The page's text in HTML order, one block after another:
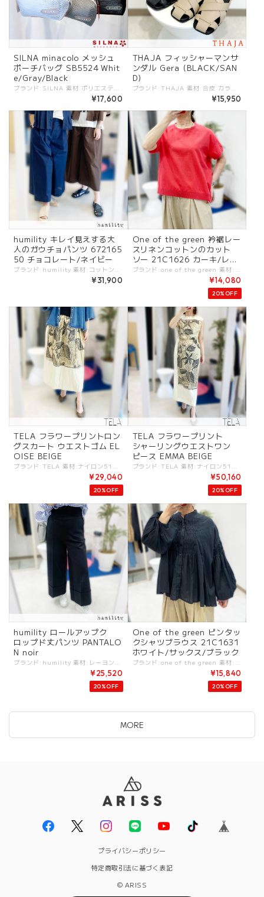
SILNA minacolo メッシュ
ポーチバッグ SB5524 Whit
e/Gray/Black
¥17,600
THAJA フィッシャーマンサ
ンダル Gera (BLACK/SAN
D)
¥15,950
humility キレイ見えする大
人のガウチョパンツ 672165
50 チョコレート/ネイビー
ブランド:humility 素材:コットン100%. カラー:チョコレート/ネイビー サイズ:[38].W:74cm/H:104cm/股上:32cm/股下:51.5cm/腿周:76cm/ - キレイ見えするクロップド丈パンツ。 いわゆるガウチョパンツのシルエットでスカート見えもするデザイン。 さらりとしたコットン100%で春夏通して心地よく着てもらえる一枚。 同素材のトップスとセットアップとしてもカッコよくおすすめです。 #humility #ヒューミリティ -humility- フランス発イタリア製のブランド. 洗練されたカッティングが生み出すシンプルで女性らしいスタイリング。 ハイクオリティな素材を中心に、モダンシックをコンセプトにしたブランド。 シンプルなフォルムでトレンドを表現するエイジレスファッションを展開?. -------------- ※商品カラーは撮影時の光や閲覧環境によって、実際の商品と若干異なる場合がございます。 ※平置き採寸となりますので、多少の誤差が生じる場合がございます。(ニットなど製品上、伸縮性があるものも伸ばさずに計測) ※タグ記載の注意事項、洗濯表示を必ずお読みください。 ☆その他気になる点はお気軽にご連絡ください☆ humility-67216550
¥31,900
One of the green 衿裾レー
スリネンコットンのカット
ソー 21C1626 カーキ/レッ
ド/ブラック
ブランド:one of the green 素材:リネン55%,コットン45%. カラー:カーキ/レッド/ブラック サイズ:[2].裄丈:42cm/着丈:64cm/身幅:57cm/ - リネン、コットンの清涼感ある素材と着心地のカットソー。 大人のTシャツとしてシンプルかつアクセントの効いたデザイン。 #oneofthegreen #ワンオブザグリーン ootg-21c1626 -one of the green- "the green"は健康・自然・自由の象徴。 健やかな暮らしのため、あらゆる動きや快適をスタイリングと融合するデザインがコンセプト。 気軽にカッコよく着られるスポーティーさを感じるウェアが揃う。 ※商品カラーは撮影時の光や閲覧環境によって、実際の商品と若干異なる場合がございます。 ※平置き採寸となりますので、多少の誤差が生じる場合がございます。 ※タグ記載の注意事項、洗濯表示を必ずお読みください。 ☆その他気になる点はお気軽にご連絡ください。
¥14,080
20%OFF
TELA フラワープリントロン
グスカート ウエストゴム EL
OISE BEIGE
¥29,040
20%OFF
TELA フラワープリント
シャーリングウエストワン
ピース EMMA BEIGE
¥50,160
20%OFF
humility ロールアップク
ロップド丈パンツ PANTALO
N noir
ブランド:humility 素材:レーヨン64%,ナイロン31%,ポリウレタン5%. カラー:ブラック サイズ:[XS].W:60-72cm/H:90cm/股上:30cm/股下:60cm/腿周:61cm/ [S].W:66-80cm/H:93cm/股上:30cm/股下:60cm/腿周:62cm/ [M].W:74-84cm/H:96cm/股上:30cm/股下:61cm/腿周:64cm/ - カットソー素材で柔らかく着用感が抜群のパンツ。 シンプルに綺麗なシルエットのデザイン。 オンオフ問わずに使いやすく、一本持っていると様々なシーンでも便利なパンツです。 ブランドの中でも大人気の定番アイテム。 #humility #ヒューミリティ -humility- フランス発イタリア製のブランド. 洗練されたカッティングが生み出すシンプルで女性らしいスタイリング。 ハイクオリティな素材を中心に、モダンシックをコンセプトにしたブランド。 シンプルなフォルムでトレンドを表現するエイジレスファッションを展開?. -------------- ※商品カラーは撮影時の光や閲覧環境によって、実際の商品と若干異なる場合がございます。 ※平置き採寸となりますので、多少の誤差が生じる場合がございます。(ニットなど製品上、伸縮性があるものも伸ばさずに計測) ※タグ記載の注意事項、洗濯表示を必ずお読みください。 ☆その他気になる点はお気軽にご連絡ください☆ humility-67216670-50noir
¥25,520
20%OFF
One of the green ピンタッ
クシャツブラウス 21C1631
ホワイト/サックス/ブラック
ブランド:one of the green 素材:コットン100%. カラー:ホワイト/サックス/ブラック サイズ:[2].裄丈:78cm/着丈:74cm/身幅:66cm/ - 大人のピンタックシャツブラウス。 可愛く上品に綺麗に着られる一枚。 #oneofthegreen #ワンオブザグリーン ootg-21c1631 -one of the green- "the green"は健康・自然・自由の象徴。 健やかな暮らしのため、あらゆる動きや快適をスタイリングと融合するデザインがコンセプト。 気軽にカッコよく着られるスポーティーさを感じるウェアが揃う。 ※商品カラーは撮影時の光や閲覧環境によって、実際の商品と若干異なる場合がございます。 ※平置き採寸となりますので、多少の誤差が生じる場合がございます。 ※タグ記載の注意事項、洗濯表示を必ずお読みください。 ☆その他気になる点はお気軽にご連絡ください。
¥15,840
20%OFF
MORE
プライバシーポリシー
特定商取引法に基づく表記
© ARISS